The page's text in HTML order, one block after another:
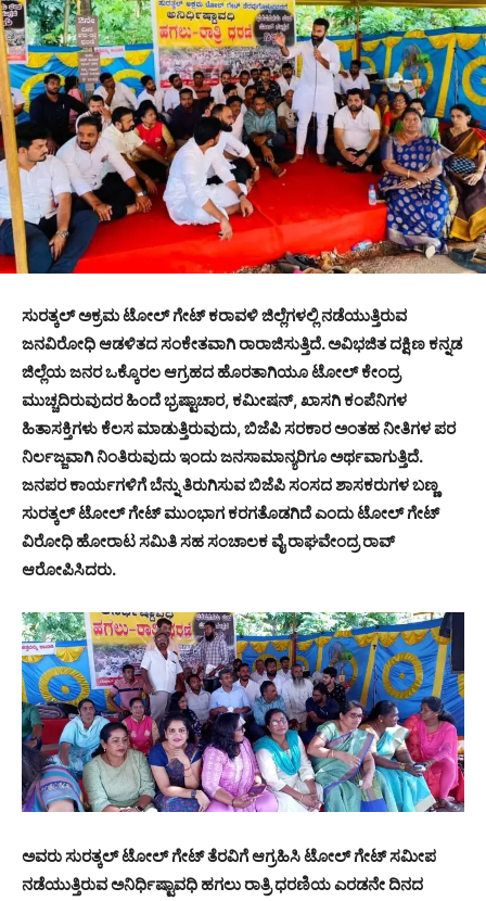
ಸುರತ್ಕಲ್ ಅಕ್ರಮ ಟೋಲ್ ಗೇಟ್ ಕರಾವಳಿ ಜಿಲ್ಲೆಗಳಲ್ಲಿ ನಡೆಯುತ್ತಿರುವ
ಜನವಿರೋಧಿ ಆಡಳಿತದ ಸಂಕೇತವಾಗಿ ರಾರಾಜಿಸುತ್ತಿದೆ. ಅವಿಭಜಿತ ದಕ್ಷಿಣ ಕನ್ನಡ
ಜಿಲ್ಲೆಯ ಜನರ ಒಕ್ಕೊರಲ ಆಗ್ರಹದ ಹೊರತಾಗಿಯೂ ಟೋಲ್ ಕೇಂದ್ರ
ಮುಚ್ಚದಿರುವುದರ ಹಿಂದೆ ಭ್ರಷ್ಟಾಚಾರ, ಕಮೀಷನ್, ಖಾಸಗಿ ಕಂಪೆನಿಗಳ
ಹಿತಾಸಕ್ತಿಗಳು ಕೆಲಸ ಮಾಡುತ್ತಿರುವುದು, ಬಿಜೆಪಿ ಸರಕಾರ ಅಂತಹ ನೀತಿಗಳ ಪರ
ನಿರ್ಲಜ್ಜವಾಗಿ ನಿಂತಿರುವುದು ಇಂದು ಜನಸಾಮಾನ್ಯರಿಗೂ ಅರ್ಥವಾಗುತ್ತಿದೆ.
ಜನಪರ ಕಾರ್ಯಗಳಿಗೆ ಬೆನ್ನು ತಿರುಗಿಸುವ ಬಿಜೆಪಿ ಸಂಸದ ಶಾಸಕರುಗಳ ಬಣ್ಣ
ಸುರತ್ಕಲ್ ಟೋಲ್ ಗೇಟ್ ಮುಂಭಾಗ ಕರಗತೊಡಗಿದೆ ಎಂದು ಟೋಲ್ ಗೇಟ್
ವಿರೋಧಿ ಹೋರಾಟ ಸಮಿತಿ ಸಹ ಸಂಚಾಲಕ ವೈ ರಾಘವೇಂದ್ರ ರಾವ್
ಆರೋಪಿಸಿದರು.
ಅವರು ಸುರತ್ಕಲ್ ಟೋಲ್ ಗೇಟ್ ತೆರವಿಗೆ ಆಗ್ರಹಿಸಿ ಟೋಲ್ ಗೇಟ್ ಸಮೀಪ
ನಡೆಯುತ್ತಿರುವ ಅನಿರ್ಧಿಷ್ಟಾವಧಿ ಹಗಲು ರಾತ್ರಿ ಧರಣಿಯ ಎರಡನೇ ದಿನದ